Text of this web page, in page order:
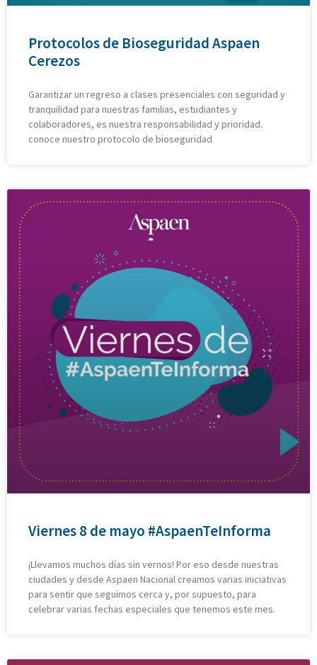
Protocolos de Bioseguridad Aspaen
Cerezos
Garantizar un regreso a clases presenciales con seguridad y
tranquilidad para nuestras familias, estudiantes y
colaboradores, es nuestra responsabilidad y prioridad.
conoce nuestro protocolo de bioseguridad
Viernes 8 de mayo #AspaenTeInforma
¡Llevamos muchos días sin vernos! Por eso desde nuestras
ciudades y desde Aspaen Nacional creamos varias iniciativas
para sentir que seguimos cerca y, por supuesto, para
celebrar varias fechas especiales que tenemos este mes.